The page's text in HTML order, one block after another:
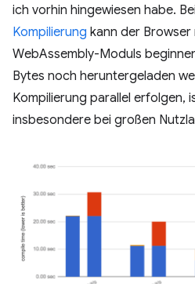
ich vorhin hingewiesen habe.
Kompilierung kann der
WebAssembly-Moduls
Bytes noch heruntergeladen
Kompilierung parallel erfolgen,
insbesondere bei großen